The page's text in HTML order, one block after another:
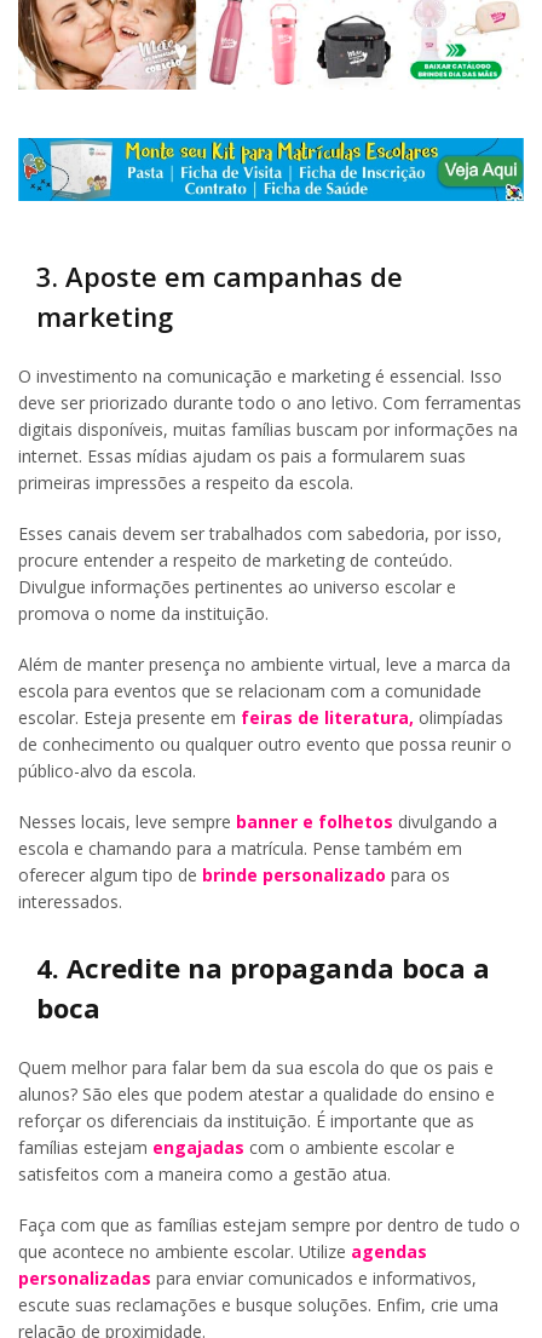
3. Aposte em campanhas de
marketing
O investimento na comunicação e marketing é essencial. Isso
deve ser priorizado durante todo o ano letivo. Com ferramentas
digitais disponíveis, muitas famílias buscam por informações na
internet. Essas mídias ajudam os pais a formularem suas
primeiras impressões a respeito da escola.
Esses canais devem ser trabalhados com sabedoria, por isso,
procure entender a respeito de marketing de conteúdo.
Divulgue informações pertinentes ao universo escolar e
promova o nome da instituição.
Além de manter presença no ambiente virtual, leve a marca da
escola para eventos que se relacionam com a comunidade
escolar. Esteja presente em feiras de literatura, olimpíadas
de conhecimento ou qualquer outro evento que possa reunir o
público-alvo da escola.
Nesses locais, leve sempre banner e folhetos divulgando a
escola e chamando para a matrícula. Pense também em
oferecer algum tipo de brinde personalizado para os
interessados.
4. Acredite na propaganda boca a
boca
Quem melhor para falar bem da sua escola do que os pais e
alunos? São eles que podem atestar a qualidade do ensino e
reforçar os diferenciais da instituição. É importante que as
famílias estejam engajadas com o ambiente escolar e
satisfeitos com a maneira como a gestão atua.
Faça com que as famílias estejam sempre por dentro de tudo o
que acontece no ambiente escolar. Utilize agendas
personalizadas para enviar comunicados e informativos,
escute suas reclamações e busque soluções. Enfim, crie uma
relação de proximidade.